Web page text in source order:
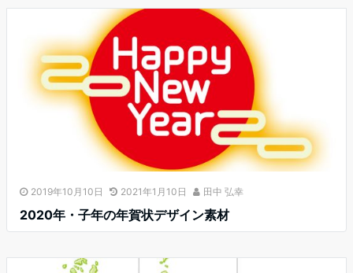
2019年10月10日 2021年1月10日 田中 弘幸
2020年・子年の年賀状デザイン素材